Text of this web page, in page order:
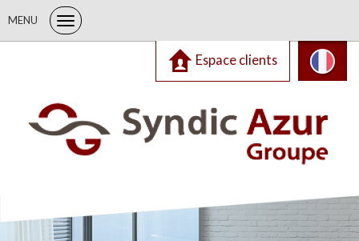
MENU
Espace clients